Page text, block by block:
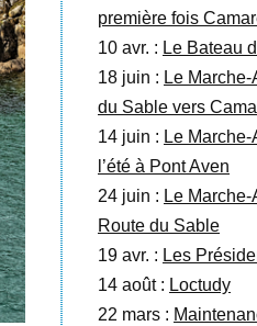
première fois
10 avr. : Le Bateau
18 juin : Le
du Sable vers
14 juin : Le
l’été à Pont Aven
24 juin : Le
Route du Sable
19 avr. : Les
14 août : Loctudy
22 mars :